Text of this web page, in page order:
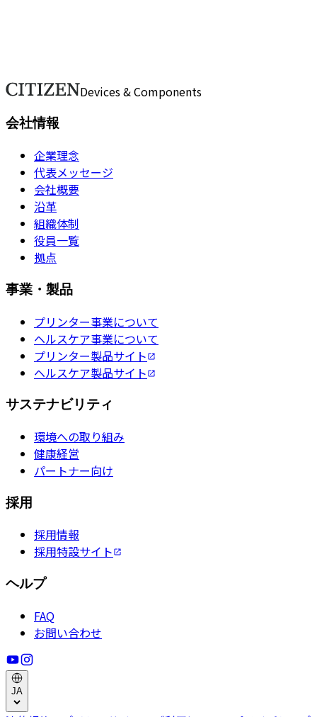
お問い合わせ Devices & Components
会社情報
企業理念
代表メッセージ
会社概要
沿革
組織体制
役員一覧
拠点
事業・製品
プリンター事業について
ヘルスケア事業について
プリンター製品サイト
ヘルスケア製品サイト
サステナビリティ
環境への取り組み
健康経営
パートナー向け
採用
採用情報
採用特設サイト
ヘルプ
FAQ
お問い合わせ
JA